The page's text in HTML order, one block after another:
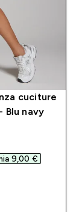
cuciture
Blu navy
price
9,00 €‎